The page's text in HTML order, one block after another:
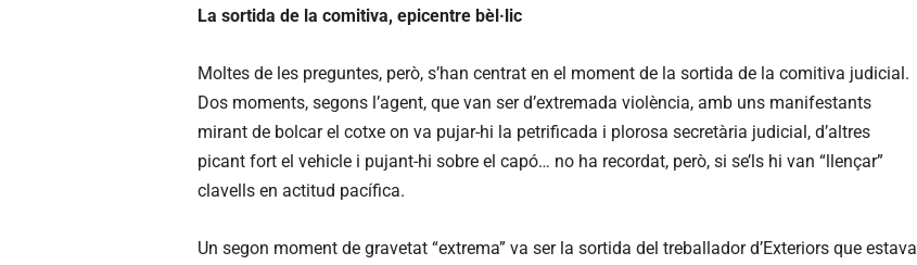
La sortida de la comitiva, epicentre bèl·lic
Moltes de les preguntes, però, s’han centrat en el moment de la sortida de la comitiva judicial.
Dos moments, segons l’agent, que van ser d’extremada violència, amb uns manifestants
mirant de bolcar el cotxe on va pujar-hi la petrificada i plorosa secretària judicial, d’altres
picant fort el vehicle i pujant-hi sobre el capó… no ha recordat, però, si se’ls hi van “llençar”
clavells en actitud pacífica.
Un segon moment de gravetat “extrema” va ser la sortida del treballador d’Exteriors que estava